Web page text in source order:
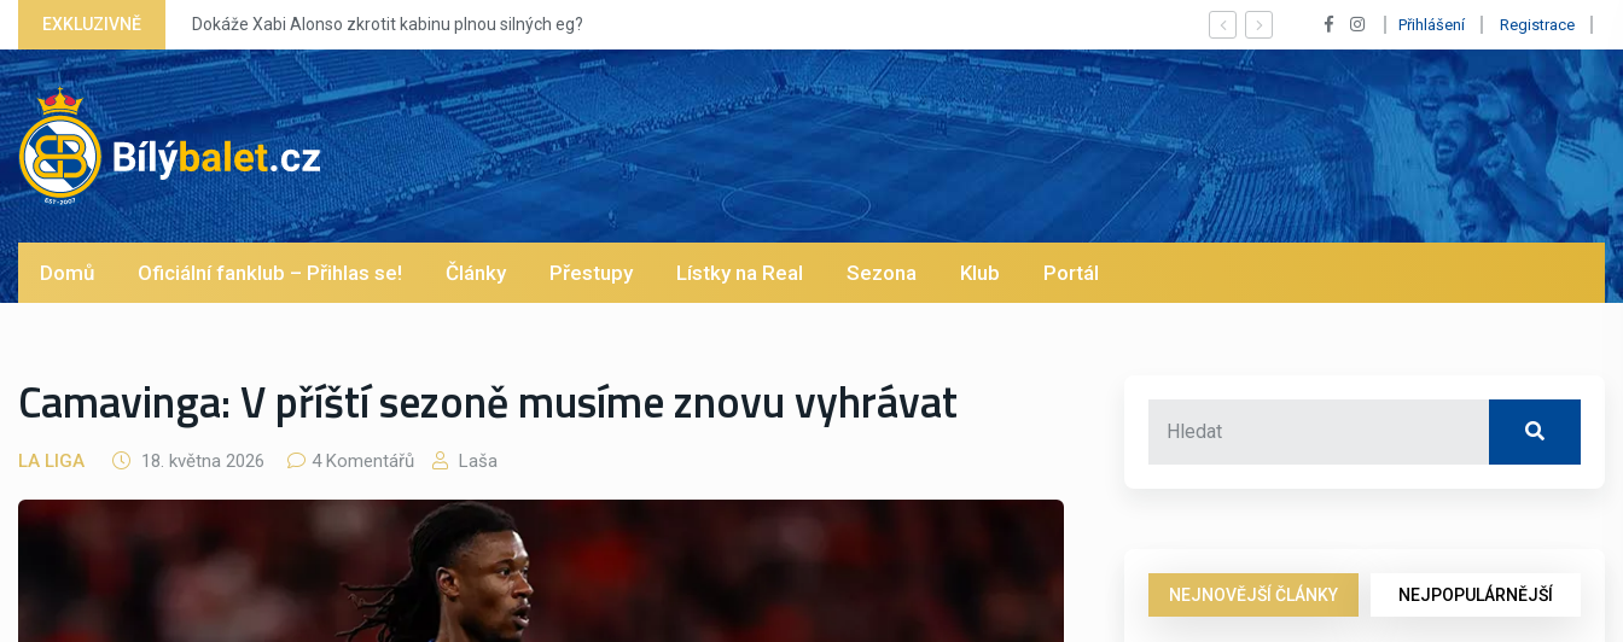
EXKLUZIVNĚDokáže Xabi Alonso zkrotit kabinu plnou silných eg? Vypískaný Vinícius! Blíží se jeho odchod z Realu a
Přihlášení Registrace
Domů Oficiální fanklub – Přihlas se! Články Přestupy Lístky na Real Sezona Klub Portál
Camavinga: V příští sezoně musíme znovu vyhrávat
LA LIGA 18. května 2026 4 Komentářů Laša
NEJNOVĚJŠÍ ČLÁNKY NEJPOPULÁRNĚJŠÍ